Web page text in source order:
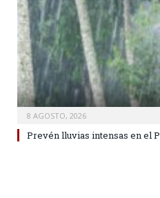
8 AGOSTO, 2026
Prevén lluvias intensas en el